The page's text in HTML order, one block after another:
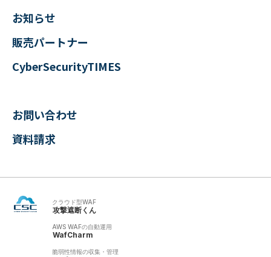
お知らせ
販売パートナー
CyberSecurityTIMES
お問い合わせ
資料請求
クラウド型WAF
攻撃遮断くん
AWS WAFの自動運用
WafCharm
脆弱性情報の収集・管理